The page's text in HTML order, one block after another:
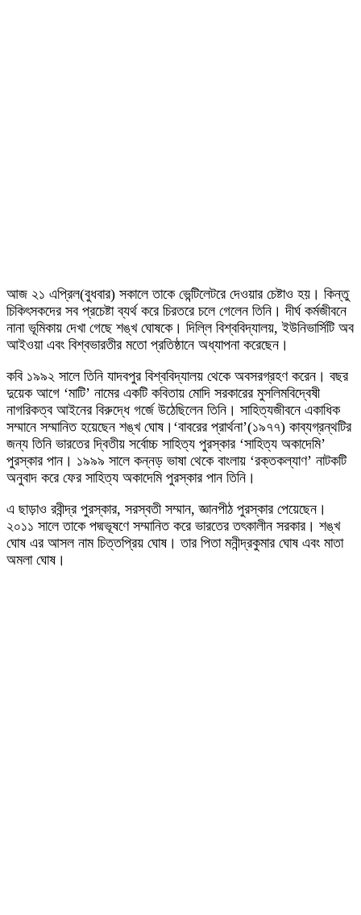
আজ ২১ এপ্রিল(বুধবার) সকালে তাকে ভেন্টিলেটরে দেওয়ার চেষ্টাও হয়। কিন্তু
চিকিৎসকদের সব প্রচেষ্টা ব্যর্থ করে চিরতরে চলে গেলেন তিনি। দীর্ঘ কর্মজীবনে
নানা ভূমিকায় দেখা গেছে শঙ্খ ঘোষকে। দিল্লি বিশ্ববিদ্যালয়, ইউনিভার্সিটি অব
আইওয়া এবং বিশ্বভারতীর মতো প্রতিষ্ঠানে অধ্যাপনা করেছেন।
কবি ১৯৯২ সালে তিনি যাদবপুর বিশ্ববিদ্যালয় থেকে অবসরগ্রহণ করেন। বছর
দুয়েক আগে ‘মাটি’ নামের একটি কবিতায় মোদি সরকারের মুসলিমবিদ্বেষী
নাগরিকত্ব আইনের বিরুদ্ধে গর্জে উঠেছিলেন তিনি। সাহিত্যজীবনে একাধিক
সম্মানে সম্মানিত হয়েছেন শঙ্খ ঘোষ।‘বাবরের প্রার্থনা’(১৯৭৭) কাব্যগ্রন্থটির
জন্য তিনি ভারতের দ্বিতীয় সর্বোচ্চ সাহিত্য পুরস্কার ‘সাহিত্য অকাদেমি’
পুরস্কার পান। ১৯৯৯ সালে কন্নড় ভাষা থেকে বাংলায় ‘রক্তকল্যাণ’ নাটকটি
অনুবাদ করে ফের সাহিত্য অকাদেমি পুরস্কার পান তিনি।
এ ছাড়াও রবীন্দ্র পুরস্কার, সরস্বতী সম্মান, জ্ঞানপীঠ পুরস্কার পেয়েছেন।
২০১১ সালে তাকে পদ্মভূষণে সম্মানিত করে ভারতের তৎকালীন সরকার। শঙ্খ
ঘোষ এর আসল নাম চিত্তপ্রিয় ঘোষ। তার পিতা মনীন্দ্রকুমার ঘোষ এবং মাতা
অমলা ঘোষ।